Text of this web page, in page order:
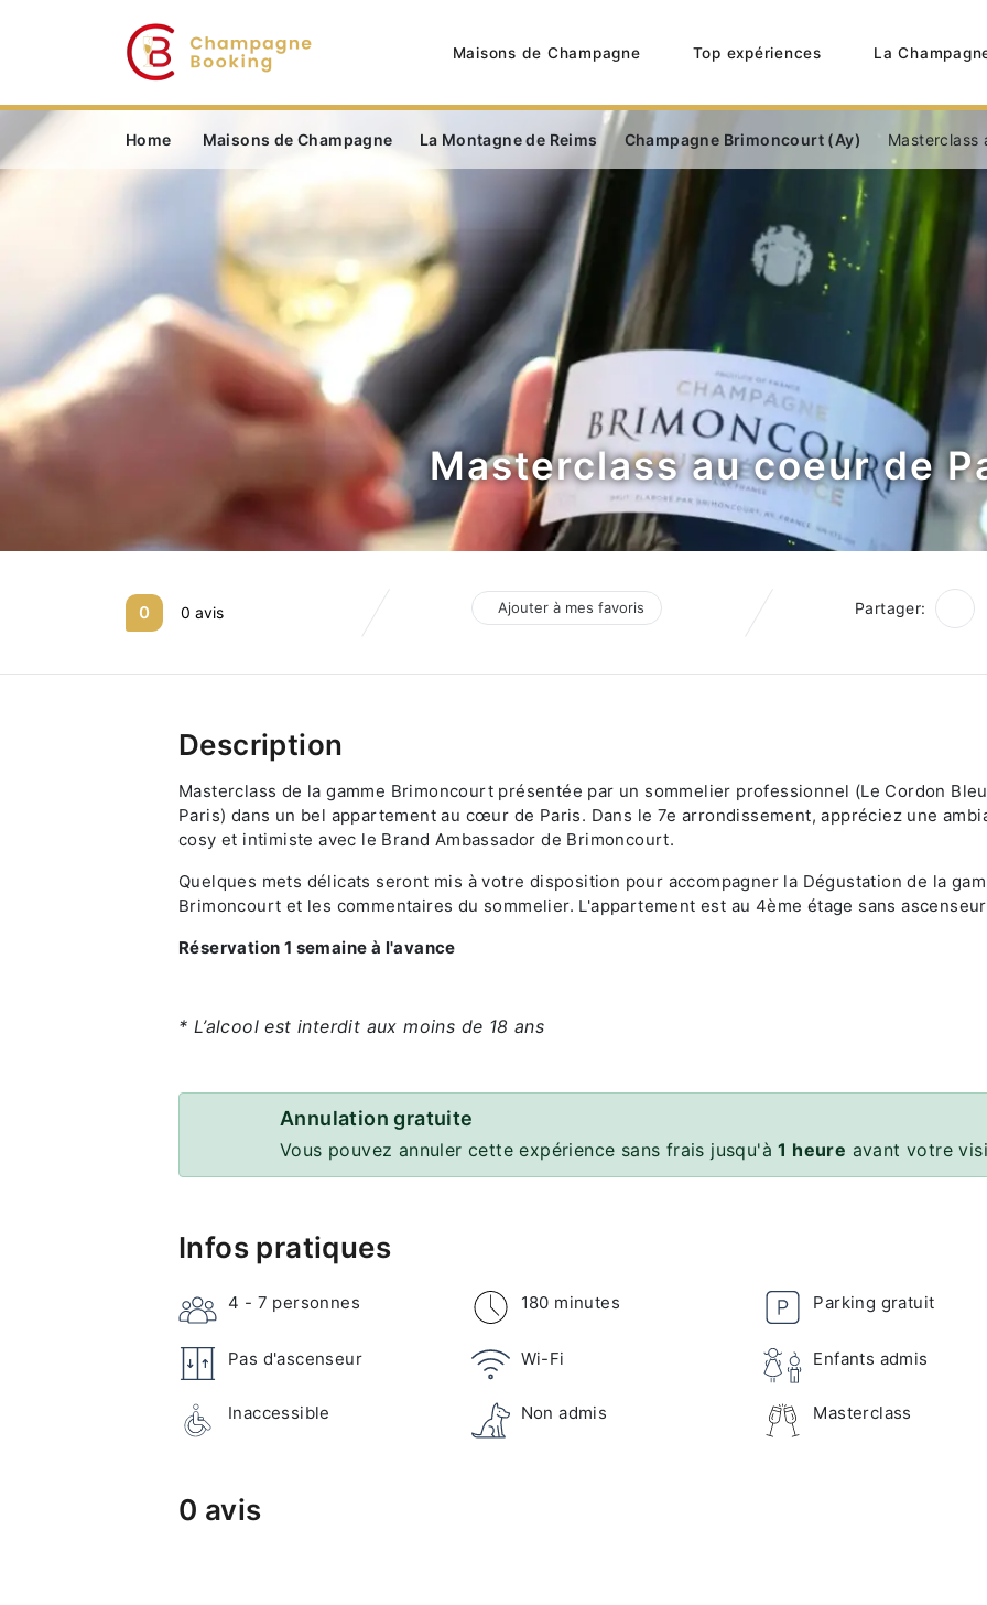
Maisons de Champagne Top expériences La
Home Maisons de Champagne La Montagne de Reims Champagne Brimoncourt (Ay) Masterclass
Masterclass au coeur de
0 0 avis Ajouter à mes favoris Partager:
Description
Masterclass de la gamme Brimoncourt présentée par un sommelier professionnel (Le Cordon
Paris) dans un bel appartement au cœur de Paris. Dans le 7e arrondissement, appréciez une
cosy et intimiste avec le Brand Ambassador de Brimoncourt.
Quelques mets délicats seront mis à votre disposition pour accompagner la Dégustation de la
Brimoncourt et les commentaires du sommelier. L'appartement est au 4ème étage sans
Réservation 1 semaine à l'avance
* L’alcool est interdit aux moins de 18 ans
Annulation gratuite
Vous pouvez annuler cette expérience sans frais jusqu'à1 heure avant votre
Infos pratiques
4 - 7 personnes 180 minutes Parking gratuit
Pas d'ascenseur Wi-Fi Enfants admis
Inaccessible Non admis Masterclass
0 avis